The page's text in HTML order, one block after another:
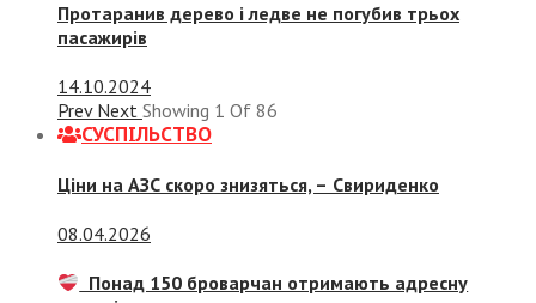
Протаранив дерево і ледве не погубив трьох
пасажирів
14.10.2024
Prev Next Showing 1 Of 86
СУСПIЛЬСТВО
Ціни на АЗС скоро знизяться, – Свириденко
08.04.2026
Понад 150 броварчан отримають адресну